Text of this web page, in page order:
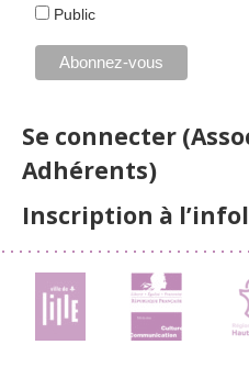
Public
Se connecter
Adhérents)
Inscription à